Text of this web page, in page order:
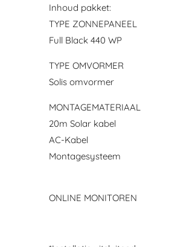
Inhoud pakket:
TYPE ZONNEPANEEL
Full Black 440 WP
TYPE OMVORMER
Solis omvormer
MONTAGEMATERIAAL
20m Solar kabel
AC-Kabel
Montagesysteem
ONLINE MONITOREN